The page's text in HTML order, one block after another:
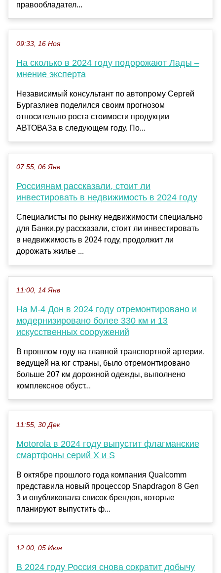
правообладател...
09:33, 16 Ноя
На сколько в 2024 году подорожают Лады –
мнение эксперта
Независимый консультант по автопрому Сергей
Бургазлиев поделился своим прогнозом
относительно роста стоимости продукции
АВТОВАЗа в следующем году. По...
07:55, 06 Янв
Россиянам рассказали, стоит ли
инвестировать в недвижимость в 2024 году
Специалисты по рынку недвижимости специально
для Банки.ру рассказали, стоит ли инвестировать
в недвижимость в 2024 году, продолжит ли
дорожать жилье ...
11:00, 14 Янв
На М-4 Дон в 2024 году отремонтировано и
модернизировано более 330 км и 13
искусственных сооружений
В прошлом году на главной транспортной артерии,
ведущей на юг страны, было отремонтировано
больше 207 км дорожной одежды, выполнено
комплексное обуст...
11:55, 30 Дек
Motorola в 2024 году выпустит флагманские
смартфоны серий X и S
В октябре прошлого года компания Qualcomm
представила новый процессор Snapdragon 8 Gen
3 и опубликовала список брендов, которые
планируют выпустить ф...
12:00, 05 Июн
В 2024 году Россия снова сократит добычу